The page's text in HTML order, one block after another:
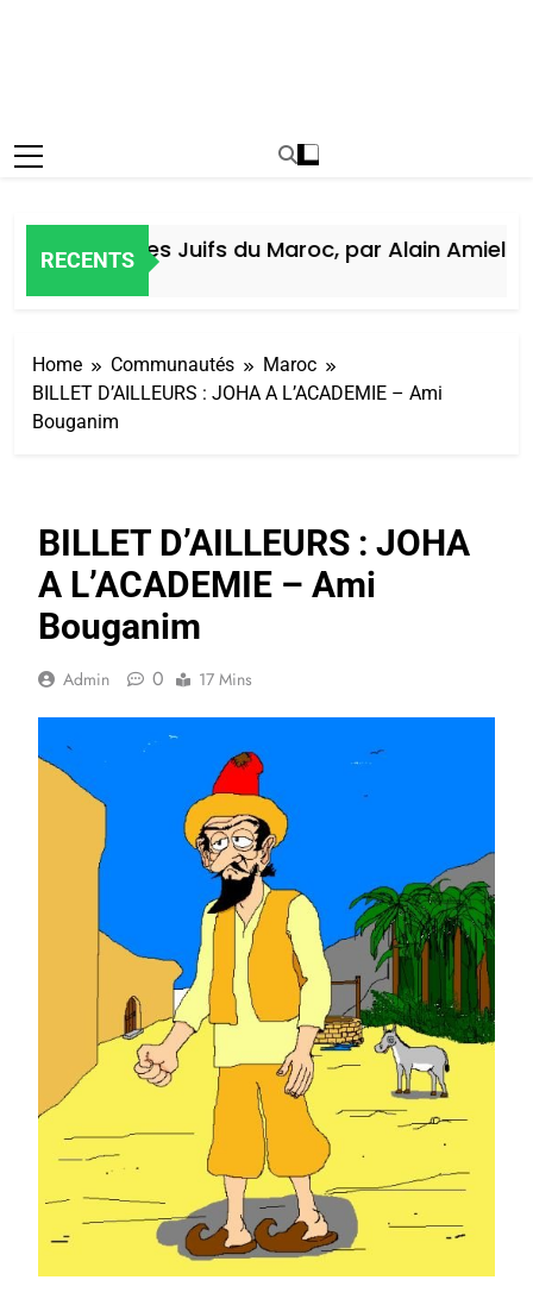
RECENTS
Histoire des Juifs du Maroc, par Alain Amiel
Home Communautés
Maroc
BILLET D’AILLEURS : JOHA A L’ACADEMIE – Ami
Bouganim
BILLET D’AILLEURS : JOHA
A L’ACADEMIE – Ami
Bouganim
Admin 0 17 Mins